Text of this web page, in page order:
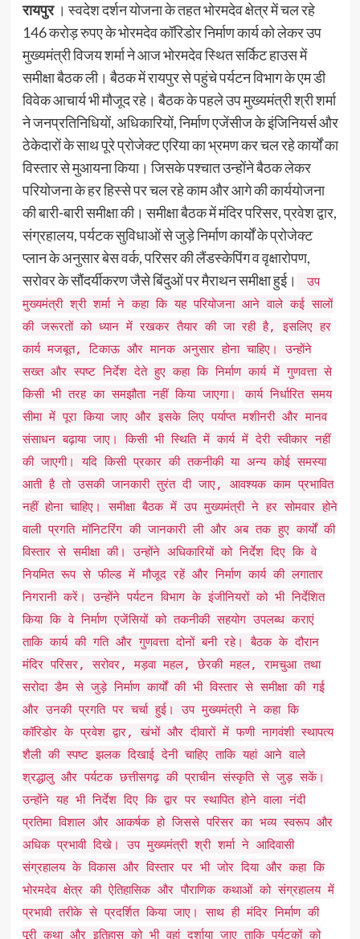
रायपुर। स्वदेश दर्शन योजना के तहत भोरमदेव क्षेत्र में चल रहे
146 करोड़ रुपए के भोरमदेव कॉरिडोर निर्माण कार्य को लेकर उप
मुख्यमंत्री विजय शर्मा ने आज भोरमदेव स्थित सर्किट हाउस में
समीक्षा बैठक ली। बैठक में रायपुर से पहुंचे पर्यटन विभाग के एम डी
विवेक आचार्य भी मौजूद रहे। बैठक के पहले उप मुख्यमंत्री श्री शर्मा
ने जनप्रतिनिधियों, अधिकारियों, निर्माण एजेंसीज के इंजिनियर्स और
ठेकेदारों के साथ पूरे प्रोजेक्ट एरिया का भ्रमण कर चल रहे कार्यों का
विस्तार से मुआयना किया। जिसके पश्चात उन्होंने बैठक लेकर
परियोजना के हर हिस्से पर चल रहे काम और आगे की कार्ययोजना
की बारी-बारी समीक्षा की। समीक्षा बैठक में मंदिर परिसर, प्रवेश द्वार,
संग्रहालय, पर्यटक सुविधाओं से जुड़े निर्माण कार्यों के प्रोजेक्ट
प्लान के अनुसार बेस वर्क, परिसर की लैंडस्केपिंग व वृक्षारोपण,
सरोवर के सौंदर्यीकरण जैसे बिंदुओं पर मैराथन समीक्षा हुई।
उप
मुख्यमंत्री श्री शर्मा ने कहा कि यह परियोजना आने वाले कई सालों
की जरूरतों को ध्यान में रखकर तैयार की जा रही है, इसलिए हर
कार्य मजबूत, टिकाऊ और मानक अनुसार होना चाहिए। उन्होंने
सख्त और स्पष्ट निर्देश देते हुए कहा कि निर्माण कार्य में गुणवत्ता से
किसी भी तरह का समझौता नहीं किया जाएगा।
कार्य निर्धारित समय
सीमा में पूरा किया जाए और इसके लिए पर्याप्त मशीनरी और मानव
संसाधन बढ़ाया जाए। किसी भी स्थिति में कार्य में देरी स्वीकार नहीं
की जाएगी। यदि किसी प्रकार की तकनीकी या अन्य कोई समस्या
आती है तो उसकी जानकारी तुरंत दी जाए, आवश्यक काम प्रभावित
नहीं होना चाहिए। समीक्षा बैठक में उप मुख्यमंत्री ने हर सोमवार होने
वाली प्रगति मॉनिटरिंग की जानकारी ली और अब तक हुए कार्यों की
विस्तार से समीक्षा की। उन्होंने अधिकारियों को निर्देश दिए कि वे
नियमित रूप से फील्ड में मौजूद रहें और निर्माण कार्य की लगातार
निगरानी करें। उन्होंने पर्यटन विभाग के इंजीनियरों को भी निर्देशित
किया कि वे निर्माण एजेंसियों को तकनीकी सहयोग उपलब्ध कराएं
ताकि कार्य की गति और गुणवत्ता दोनों बनी रहे। बैठक के दौरान
मंदिर परिसर, सरोवर, मड़वा महल, छेरकी महल, रामचुआ तथा
सरोदा डैम से जुड़े निर्माण कार्यों की भी विस्तार से समीक्षा की गई
और उनकी प्रगति पर चर्चा हुई। उप मुख्यमंत्री ने कहा कि
कॉरिडोर के प्रवेश द्वार, खंभों और दीवारों में फणी नागवंशी स्थापत्य
शैली की स्पष्ट झलक दिखाई देनी चाहिए ताकि यहां आने वाले
श्रद्धालु और पर्यटक छत्तीसगढ़ की प्राचीन संस्कृति से जुड़ सकें।
उन्होंने यह भी निर्देश दिए कि द्वार पर स्थापित होने वाला नंदी
प्रतिमा विशाल और आकर्षक हो जिससे परिसर का भव्य स्वरूप और
अधिक प्रभावी दिखे। उप मुख्यमंत्री श्री शर्मा ने आदिवासी
संग्रहालय के विकास और विस्तार पर भी जोर दिया और कहा कि
भोरमदेव क्षेत्र की ऐतिहासिक और पौराणिक कथाओं को संग्रहालय में
प्रभावी तरीके से प्रदर्शित किया जाए। साथ ही मंदिर निर्माण की
पूरी कथा और इतिहास को भी वहां दर्शाया जाए ताकि पर्यटकों को